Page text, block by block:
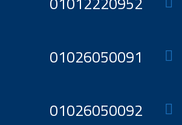
01026050091
01026050092